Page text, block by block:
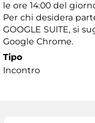
le ore 14:00 del
Per chi desidera
GOOGLE SUITE, si
Google Chrome.
Tipo
Incontro